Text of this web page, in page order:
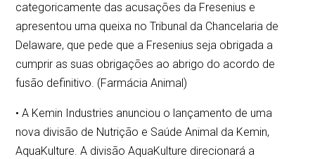
categoricamente das acusações da Fresenius e
apresentou uma queixa no Tribunal da Chancelaria de
Delaware, que pede que a Fresenius seja obrigada a
cumprir as suas obrigações ao abrigo do acordo de
fusão definitivo. (Farmácia Animal)
• A Kemin Industries anunciou o lançamento de uma
nova divisão de Nutrição e Saúde Animal da Kemin,
AquaKulture. A divisão AquaKulture direcionará a